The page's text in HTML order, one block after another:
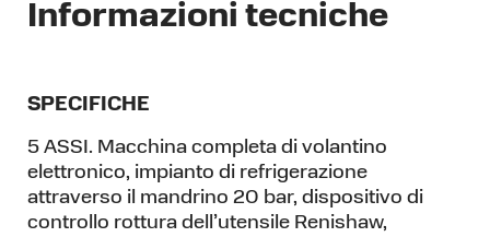
Informazioni tecniche
SPECIFICHE
5 ASSI. Macchina completa di volantino
elettronico, impianto di refrigerazione
attraverso il mandrino 20 bar, dispositivo di
controllo rottura dell’utensile Renishaw,